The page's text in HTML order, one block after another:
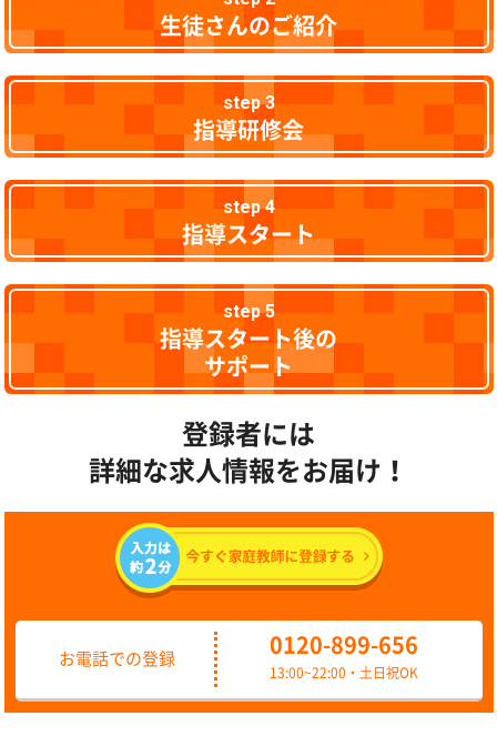
生徒さんのご紹介
step 3
指導研修会
step 4
指導スタート
step 5
指導スタート後の
サポート
登録者には
詳細な求人情報をお届け！
お電話での登録
0120-899-656
13:00~22:00・土日祝OK